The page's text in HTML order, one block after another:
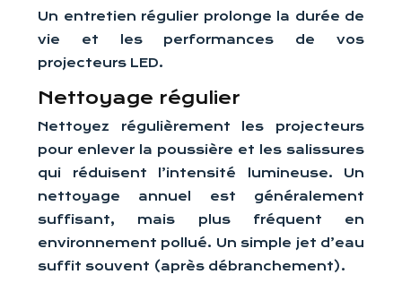
Un entretien régulier prolonge la durée de
vie et les performances de vos
projecteurs LED.
Nettoyage régulier
Nettoyez régulièrement les projecteurs
pour enlever la poussière et les salissures
qui réduisent l’intensité lumineuse. Un
nettoyage annuel est généralement
suffisant, mais plus fréquent en
environnement pollué. Un simple jet d’eau
suffit souvent (après débranchement).